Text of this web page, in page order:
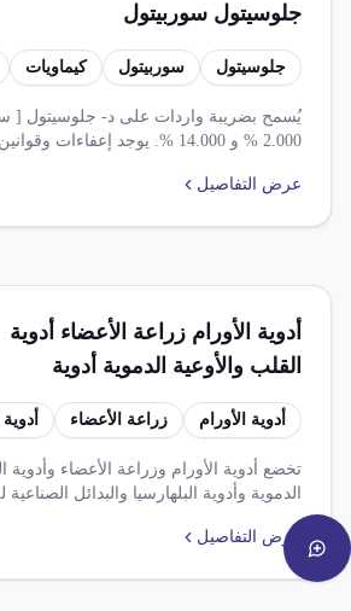
جلوسيتول سوربيتول
جلوسيتول سوربيتول كيماويات
يُسمح بضريبة واردات على د- جلوسيتول [
2.000 % و 14.000 %. يوجد إعفاءات وقوانين مختلفة.
عرض التفاصيل
أدوية الأورام زراعة الأعضاء أدوية
القلب والأوعية الدموية أدوية
البلهارسيا البدائل الصناعية للبلازما
أدوية الأمراض المستعصية
والنفسية والعصبية تحتوي على
الايفيدرين أو أملاحه مهيأ بجرعات
محددة معدة للبيع بالتجزئة
أدوية الأورام زراعة الأعضاء
تخضع أدوية الأورام وزراعة الأعضاء وأدوية
الدموية وأدوية البلهارسيا والبدائل الصناعية
الأمراض المستعصية والمزمنة والنفسية
على الإيفيدرين أو أملاحه مهيأة بجرعات
للإعطاء عبر الجلد] أو بأشكال أو في عبوات
عرض التفاصيل